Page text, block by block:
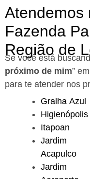
Atendemos
Fazenda
Região de
Se você está
próximo de mim”
para te atender nos
Gralha Azul
Higienópolis
Itapoan
Jardim
Acapulco
Jardim